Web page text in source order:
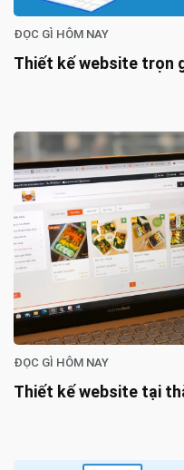
ĐỌC GÌ HÔM NAY
Thiết kế website trọn
ĐỌC GÌ HÔM NAY
Thiết kế website tại